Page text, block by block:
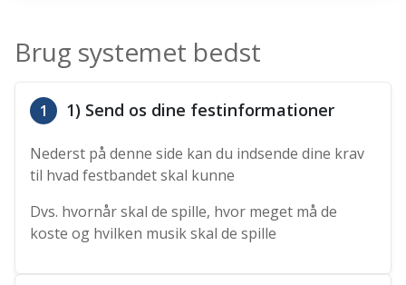
Brug systemet bedst
1 1) Send os dine festinformationer
Nederst på denne side kan du indsende dine krav
til hvad festbandet skal kunne
Dvs. hvornår skal de spille, hvor meget må de
koste og hvilken musik skal de spille